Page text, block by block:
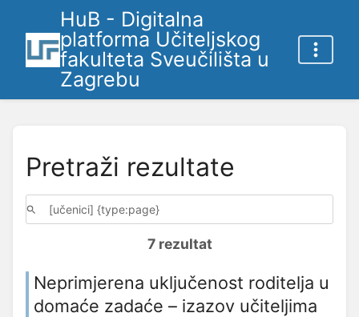
HuB - Digitalna
platforma Učiteljskog
fakulteta Sveučilišta u
Zagrebu
Pretraži rezultate
7 rezultat
Neprimjerena uključenost roditelja u
domaće zadaće – izazov učiteljima